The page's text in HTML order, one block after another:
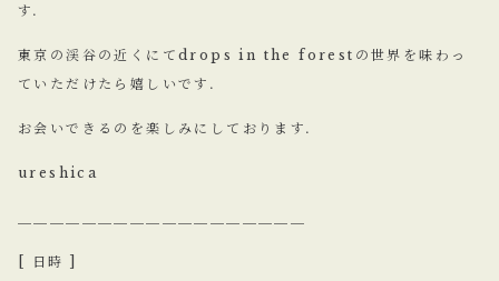
す．
東京の渓谷の近くにてdrops in the forestの世界を味わっ
ていただけたら嬉しいです．
お会いできるのを楽しみにしております．
ureshica
[ 日時 ]